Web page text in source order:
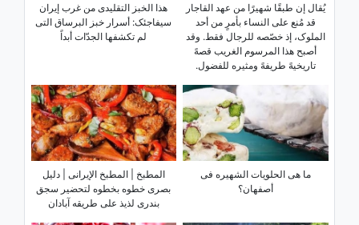
یُقال إن طبقًا شهیرًا من عهد القاجار
قد مُنع على النساء بأمرٍ من أحد
الملوک، إذ خصّصه للرجال فقط. وقد
أصبح هذا المرسوم الغریب قصهً
تاریخیهً طریفهً ومثیره للفضول.
هذا الخبز التقلیدی من غرب إیران
سیفاجئک: أسرار خبز البرساق التی
لم تکشفها الجدّات أبداً
ما هی الحلویات الشهیره فی
أصفهان؟
المطبخ | المطبخ الإیرانی | دلیل
بصری خطوه بخطوه لتحضیر سجق
بندری لذیذ على طریقه آبادان